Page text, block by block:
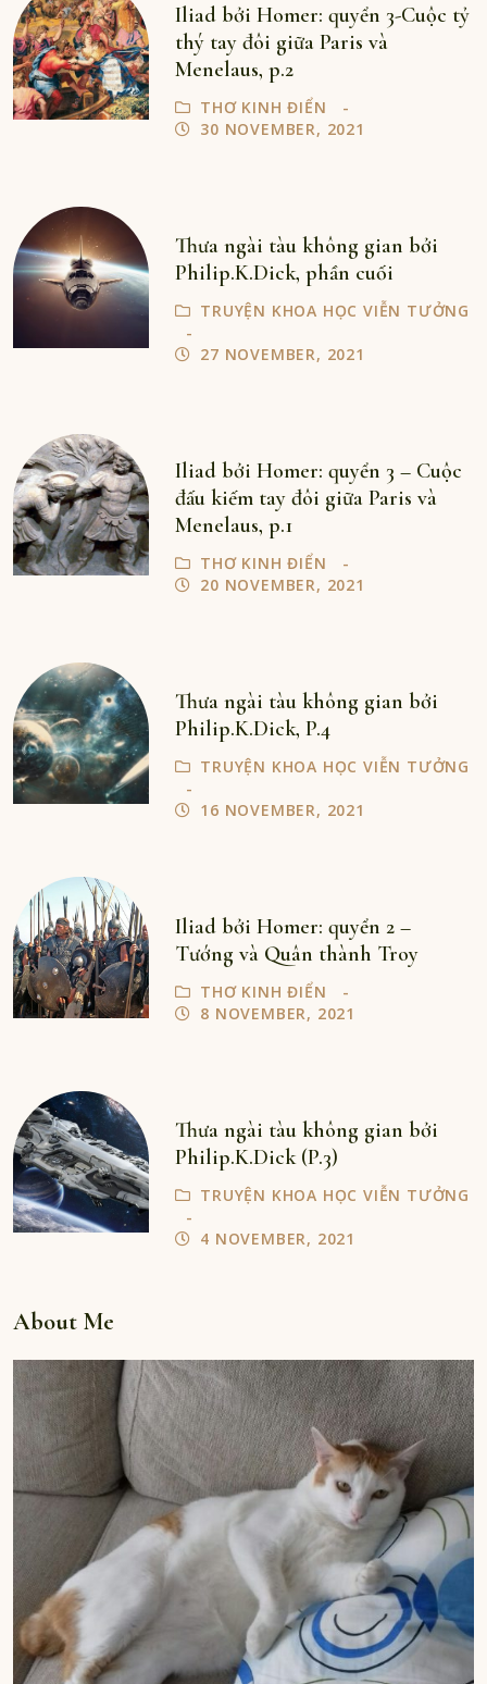
Iliad bởi Homer: quyển 3-Cuộc tỷ
thý tay đôi giữa Paris và
Menelaus, p.2
THƠ KINH ĐIỂN
30 NOVEMBER, 2021
Thưa ngài tàu không gian bởi
Philip.K.Dick, phần cuối
TRUYỆN KHOA HỌC VIỄN TƯỞNG
27 NOVEMBER, 2021
Iliad bởi Homer: quyển 3 – Cuộc
đấu kiếm tay đôi giữa Paris và
Menelaus, p.1
THƠ KINH ĐIỂN
20 NOVEMBER, 2021
Thưa ngài tàu không gian bởi
Philip.K.Dick, P.4
TRUYỆN KHOA HỌC VIỄN TƯỞNG
16 NOVEMBER, 2021
Iliad bởi Homer: quyển 2 –
Tướng và Quân thành Troy
THƠ KINH ĐIỂN
8 NOVEMBER, 2021
Thưa ngài tàu không gian bởi
Philip.K.Dick (P.3)
TRUYỆN KHOA HỌC VIỄN TƯỞNG
4 NOVEMBER, 2021
About Me